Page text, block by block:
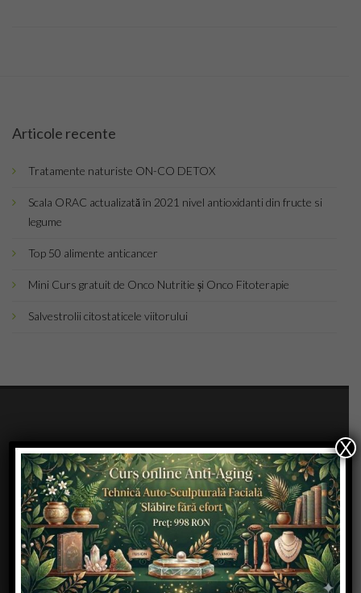
Articole
Manichiura
Frumusete
Calatorii
Spiritual
Copii
Articole recente
Tratamente naturiste ON-CO DETOX
Scala ORAC actualizată în 2021 nivel antioxidanti din fructe si
legume
Top 50 alimente anticancer
Mini Curs gratuit de Onco Nutritie și Onco Fitoterapie
Salvestrolii citostaticele viitorului
*Top Saloane de Infrumusetare
Topul clinicilor de chirurgie estetica
SPA & DAY SPA
Saloane de manichiura
Remodelare corporala
Make-up Artist
Saloane de bronzat
Saloane de tatuaje
X